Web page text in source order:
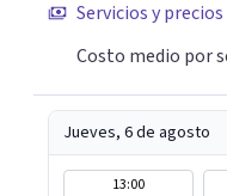
Servicios y precios
Costo medio por
Jueves, 6 de agosto
13:00